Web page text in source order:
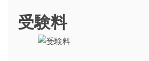
受験料